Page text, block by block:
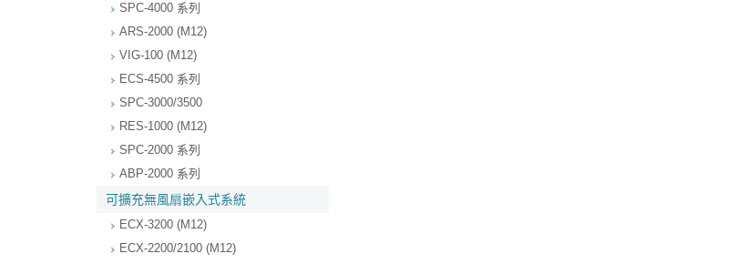
SPC-4000 系列
ARS-2000 (M12)
VIG-100 (M12)
ECS-4500 系列
SPC-3000/3500
RES-1000 (M12)
SPC-2000 系列
ABP-2000 系列
可擴充無風扇嵌入式系統
ECX-3200 (M12)
ECX-2200/2100 (M12)